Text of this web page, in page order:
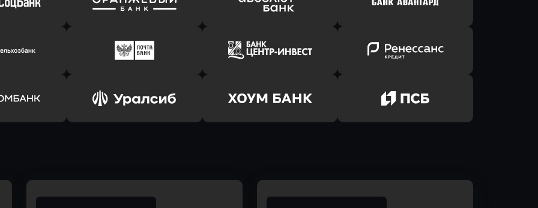
Банк
в Ингосстрах Банк
в Райффайзен Банк
в Банк Открытие
заявку
Оправить заявку
в Банк Оранжевый
Оправить заявку
в Абсолют Банк
Оправить заявку
в Банк Авангард
заявку
Оправить заявку
в Почта Банк
Оправить заявку
в Центр-Инвест
Оправить заявку
в Ренессанс Банк